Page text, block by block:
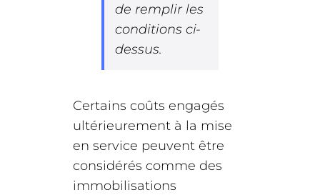
de remplir les
conditions ci-
dessus.
Certains coûts engagés
ultérieurement à la mise
en service peuvent être
considérés comme des
immobilisations